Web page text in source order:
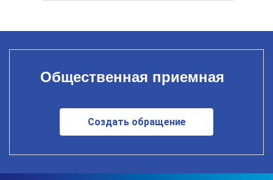
Общественная приемная
Создать обращение